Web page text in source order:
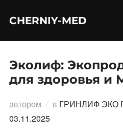
CHERNIY-MED
Эколиф:
для здоровья и
автором в ГРИНЛИФ ЭКО
03.11.2025